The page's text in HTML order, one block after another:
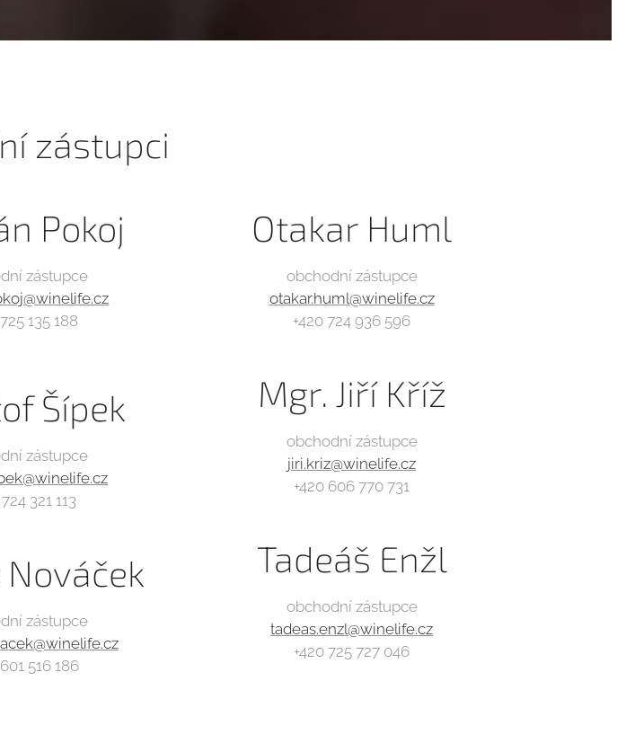
zástupci
Pokoj
zástupce
135 188
Šípek
zástupce
321 113
zástupce
516 186
Otakar Huml
obchodní zástupce
otakar.huml@winelife.cz
+420 724 936 596
Mgr. Jiří Kříž
obchodní zástupce
jiri.kriz@winelife.cz
+420 606 770 731
Tadeáš Enžl
obchodní zástupce
tadeas.enzl@winelife.cz
+420 725 727 046